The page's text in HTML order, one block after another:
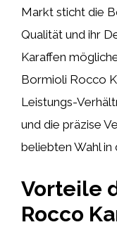
Markt sticht die
Qualität und ihr
Karaffen
Bormioli Rocco
Leistungs-
und die präzise
beliebten Wahl
Vorteile
Rocco